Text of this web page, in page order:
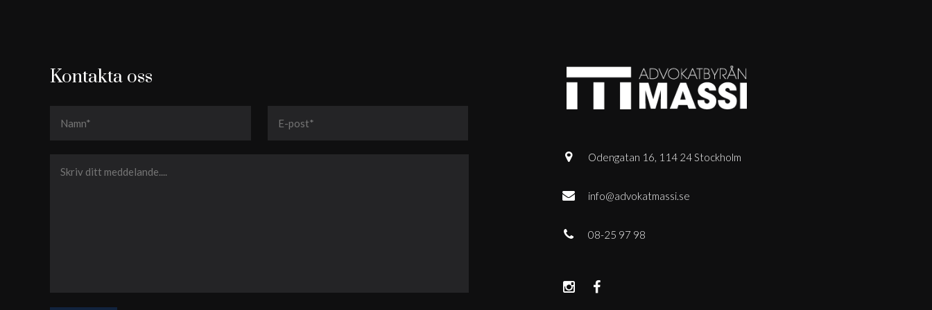
Kontakta oss
Odengatan 16, 114 24 Stockholm
info@advokatmassi.se
08-25 97 98